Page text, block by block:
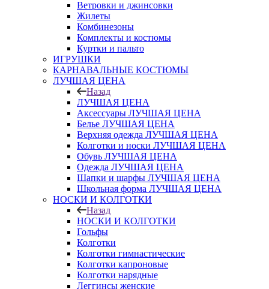
Ветровки и джинсовки
Жилеты
Комбинезоны
Комплекты и костюмы
Куртки и пальто
ИГРУШКИ
КАРНАВАЛЬНЫЕ КОСТЮМЫ
ЛУЧШАЯ ЦЕНА
Назад
ЛУЧШАЯ ЦЕНА
Аксессуары ЛУЧШАЯ ЦЕНА
Белье ЛУЧШАЯ ЦЕНА
Верхняя одежда ЛУЧШАЯ ЦЕНА
Колготки и носки ЛУЧШАЯ ЦЕНА
Обувь ЛУЧШАЯ ЦЕНА
Одежда ЛУЧШАЯ ЦЕНА
Шапки и шарфы ЛУЧШАЯ ЦЕНА
Школьная форма ЛУЧШАЯ ЦЕНА
НОСКИ И КОЛГОТКИ
Назад
НОСКИ И КОЛГОТКИ
Гольфы
Колготки
Колготки гимнастические
Колготки капроновые
Колготки нарядные
Леггинсы женские